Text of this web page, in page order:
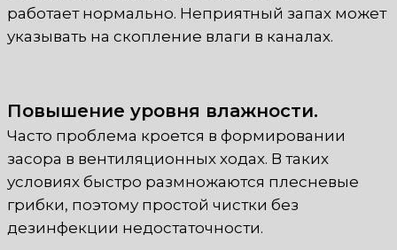
работает нормально. Неприятный запах может
указывать на скопление влаги в каналах.
Повышение уровня влажности.
Часто проблема кроется в формировании
засора в вентиляционных ходах. В таких
условиях быстро размножаются плесневые
грибки, поэтому простой чистки без
дезинфекции недостаточности.